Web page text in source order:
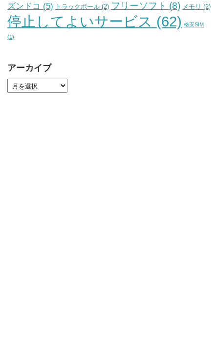
ズンドコ (5) トラックボール (2) フリーソフト (8) メモリ (2)
停止してよいサービス (62) 格安SIM
(1)
アーカイブ